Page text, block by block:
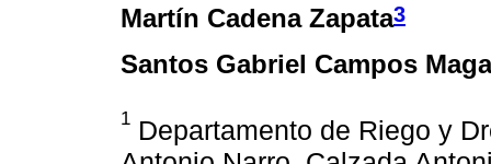
Martín Cadena Zapata3
Santos Gabriel Campos
1 Departamento de Riego y